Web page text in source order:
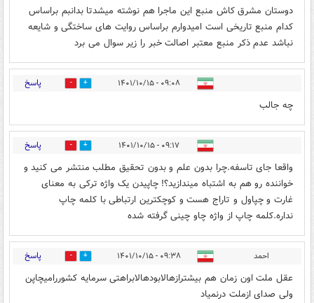
دوستان مشرق کاش منبع این ماجرا هم نوشته میشدتا بدانبم براساس
کدام منبع تاریخی است امیدوارم براساس روایت های ساختگی و شایعه
نباشد عدم ذکر منبع معتبر اصالت خبر را زیر سوال می برد
۰۹:۰۸ - ۱۴۰۱/۱۰/۱۵ 0 پاسخ
چه جالب
۰۹:۱۷ - ۱۴۰۱/۱۰/۱۵ 0 پاسخ
واقعا جای تاسفه.چرا بدون علم و بدون تحقیق مطلب منتشر می کنید و
خواننده رو هم به اشتباه میندازید؟! چاپیدن یک واژه ترکی به معنای
غارت و چپاول و تاراج هست و کوچکترین ارتباطی با کلمه چاپ
نداره.کلمه چاپ از واژه چاو چینی گرفته شده
احمد ۰۹:۳۸ - ۱۴۰۱/۱۰/۱۵ 0 پاسخ
عقل ملت اون زمان هم بیشترازهالابودهالابراهتی سرمایه کشوررامیچاپن
ولی صدای ازملت درنمیاد